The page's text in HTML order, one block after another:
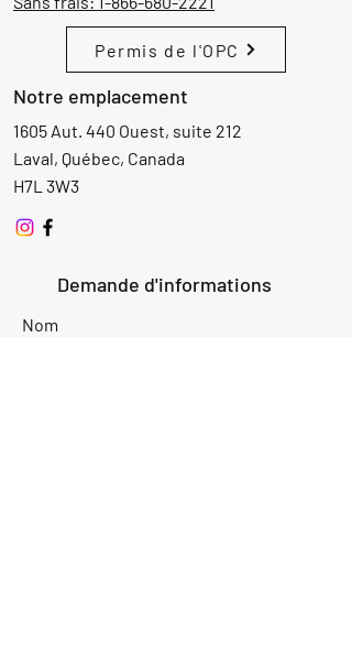
Permis de l'OPC
Notre emplacement
1605 Aut. 440 Ouest, suite 212
Laval, Québec, Canada
H7L 3W3
Demande d'informations
Nom